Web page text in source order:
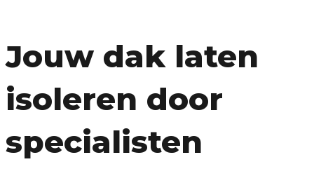
Jouw dak laten
isoleren door
specialisten